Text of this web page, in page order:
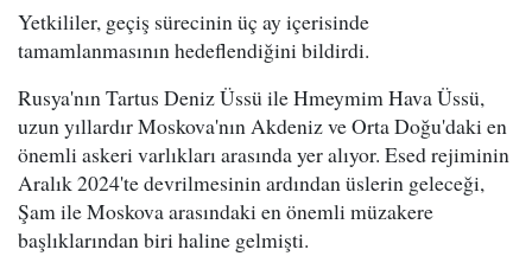
Yetkililer, geçiş sürecinin üç ay içerisinde
tamamlanmasının hedeflendiğini bildirdi.
Rusya'nın Tartus Deniz Üssü ile Hmeymim Hava Üssü,
uzun yıllardır Moskova'nın Akdeniz ve Orta Doğu'daki en
önemli askeri varlıkları arasında yer alıyor. Esed rejiminin
Aralık 2024'te devrilmesinin ardından üslerin geleceği,
Şam ile Moskova arasındaki en önemli müzakere
başlıklarından biri haline gelmişti.